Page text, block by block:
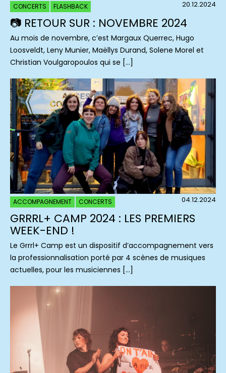
CONCERTS FLASHBACK 20.12.2024
📷 RETOUR SUR : NOVEMBRE 2024
Au mois de novembre, c’est Margaux Querrec, Hugo
Loosveldt, Leny Munier, Maëllys Durand, Solene Morel et
Christian Voulgaropoulos qui se […]
ACCOMPAGNEMENT CONCERTS 04.12.2024
GRRRL+ CAMP 2024 : LES PREMIERS
WEEK-END !
Le Grrrl+ Camp est un dispositif d’accompagnement vers
la professionnalisation porté par 4 scènes de musiques
actuelles, pour les musiciennes […]